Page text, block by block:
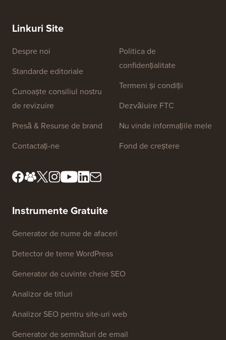
Linkuri Site
Despre noi
Standarde editoriale
Cunoaște consiliul nostru
de revizuire
Presă & Resurse de brand
Contactați-ne
Politica de
confidențialitate
Termeni și condiții
Dezvăluire FTC
Nu vinde informațiile mele
Fond de creștere
Instrumente Gratuite
Generator de nume de afaceri
Detector de teme WordPress
Generator de cuvinte cheie SEO
Analizor de titluri
Analizor SEO pentru site-uri web
Generator de semnături de email